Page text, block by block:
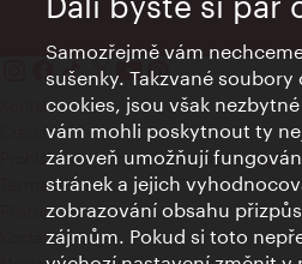
Kontakty
Credits
Prohlášení o ochraně osobních údajů
Terms of Use
Přístupnost
Kontakt pro tisk
Samozřejmě vám
sušenky. Takzvané
cookies, jsou však
vám mohli poskytnout ty
zároveň umožňují
stránek a jejich
zobrazování obsahu
zájmům. Pokud si toto